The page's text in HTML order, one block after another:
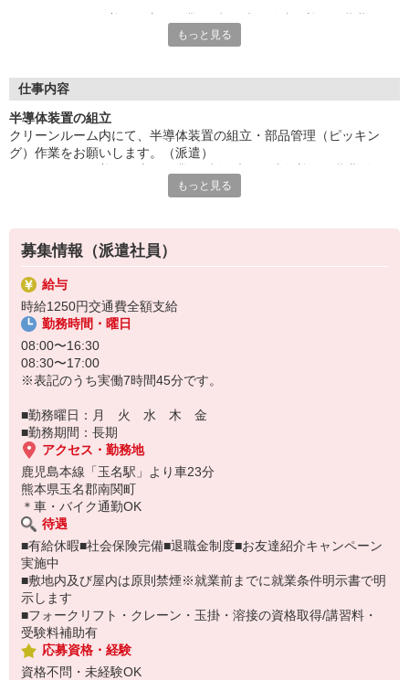
可能。基本土日祝休み。日勤。2パターンの勤務時間帯あり。残
中。駐車場完備、車・バイク通勤可能。空調完備、綺麗な職場環
社員食堂・休憩室あり。10名の大募集。お仕事ゲットのチャンス
は今、ご応募お待ちしております。
『テクノ・サービス』は、派遣業界大手スタッフサービスグルー
じたお仕事をご案内します。
安全管理体制も万全ですので安心してご就業いただけます。
登録方法は、【オンライン】【電話】【登録会来場】の3つから
選べます♪
★★履歴書・証明写真は不要！★★
また、ご登録済の方はお仕事の紹介がスムーズです。
ご応募お待ちしています。
もっと見る
仕事内容
半導体装置の組立
クリーンルーム内にて、半導体装置の組立・部品管理（ピッキン
グ）作業をお願いします。（派遣）
能。基本土日祝休み。日勤。2パターンの勤務時間帯あり。残業多め
車場完備、車・バイク通勤可能。空調完備、綺麗な職場環境。
＊座り仕事です
もっと見る
募集情報（派遣社員）
給与
時給1250円交通費全額支給
勤務時間・曜日
08:00〜16:30
08:30〜17:00
※表記のうち実働7時間45分です。
■勤務曜日：月 火 水 木 金
■勤務期間：長期
アクセス・勤務地
鹿児島本線「玉名駅」より車23分
熊本県玉名郡南関町
＊車・バイク通勤OK
待遇
■有給休暇■社会保険完備■退職金制度■お友達紹介キャンペーン
実施中
■敷地内及び屋内は原則禁煙※就業前までに就業条件明示書で明
示します
■フォークリフト・クレーン・玉掛・溶接の資格取得/講習料・
受験料補助有
応募資格・経験
資格不問・未経験OK